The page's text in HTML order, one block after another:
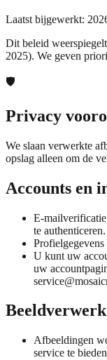
Laatst bijgewerkt:
Dit beleid
2025). We geven
🛡️
Privacy
We slaan verwerkte
opslag alleen om de
Accounts en
E-
te authenticeren.
U kunt uw
uw
Afbeeldingen
service te